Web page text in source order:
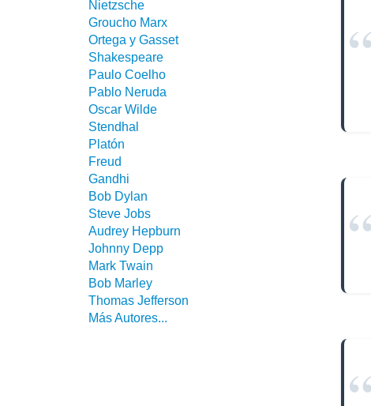
Nietzsche
Groucho Marx
Ortega y Gasset
Shakespeare
Paulo Coelho
Pablo Neruda
Oscar Wilde
Stendhal
Platón
Freud
Gandhi
Bob Dylan
Steve Jobs
Audrey Hepburn
Johnny Depp
Mark Twain
Bob Marley
Thomas Jefferson
Más Autores...